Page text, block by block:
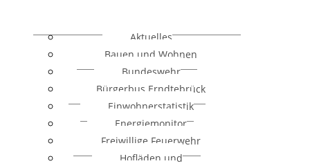
Aktuelles
Bauen und Wohnen
Bundeswehr
Bürgerbus Erndtebrück
Einwohnerstatistik
Energiemonitor
Freiwillige Feuerwehr
Hofläden und